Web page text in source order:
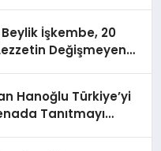
İşkembe, 20
Değişmeyen
Hanoğlu Türkiye’yi
Tanıtmayı